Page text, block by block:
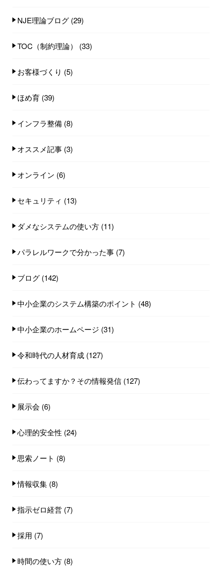
NJE理論ブログ (29)
TOC（制約理論） (33)
お客様づくり (5)
ほめ育 (39)
インフラ整備 (8)
オススメ記事 (3)
オンライン (6)
セキュリティ (13)
ダメなシステムの使い方 (11)
パラレルワークで分かった事 (7)
ブログ (142)
中小企業のシステム構築のポイント (48)
中小企業のホームページ (31)
令和時代の人材育成 (127)
伝わってますか？その情報発信 (127)
展示会 (6)
心理的安全性 (24)
思索ノート (8)
情報収集 (8)
指示ゼロ経営 (7)
採用 (7)
時間の使い方 (8)